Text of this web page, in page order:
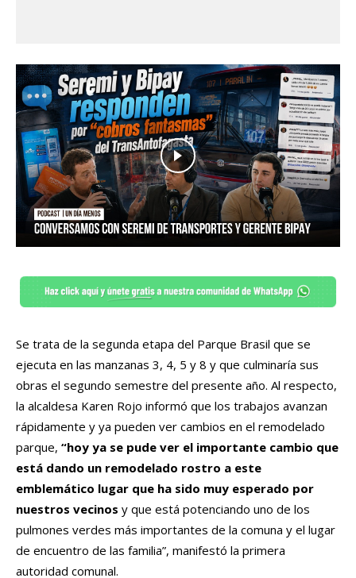
Se trata de la segunda etapa del Parque Brasil que se
ejecuta en las manzanas 3, 4, 5 y 8 y que culminaría sus
obras el segundo semestre del presente año. Al respecto,
la alcaldesa Karen Rojo informó que los trabajos avanzan
rápidamente y ya pueden ver cambios en el remodelado
parque, “hoy ya se pude ver el importante cambio que
está dando un remodelado rostro a este
emblemático lugar que ha sido muy esperado por
nuestros vecinos y que está potenciando uno de los
pulmones verdes más importantes de la comuna y el lugar
de encuentro de las familia”, manifestó la primera
autoridad comunal.